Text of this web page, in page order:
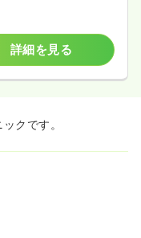
詳細を見る
クです。